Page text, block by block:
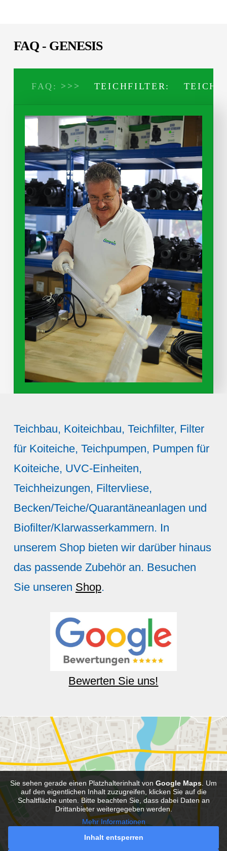
FAQ - GENESIS
FAQ: >>> TEICHFILTER:
Teichbau, Koiteichbau, Teichfilter, Filter
für Koiteiche, Teichpumpen, Pumpen für
Koiteiche, UVC-Einheiten,
Teichheizungen, Filtervliese,
Becken/Teiche/Quarantäneanlagen und
Biofilter/Klarwasserkammern. In
unserem Shop bieten wir darüber hinaus
das passende Zubehör an. Besuchen
Sie unseren Shop.
Bewerten Sie uns!
Sie sehen gerade einen Platzhalterinhalt von Google Maps. Um
auf den eigentlichen Inhalt zuzugreifen, klicken Sie auf die
Schaltfläche unten. Bitte beachten Sie, dass dabei Daten an
Drittanbieter weitergegeben werden.
Mehr Informationen
Inhalt entsperren